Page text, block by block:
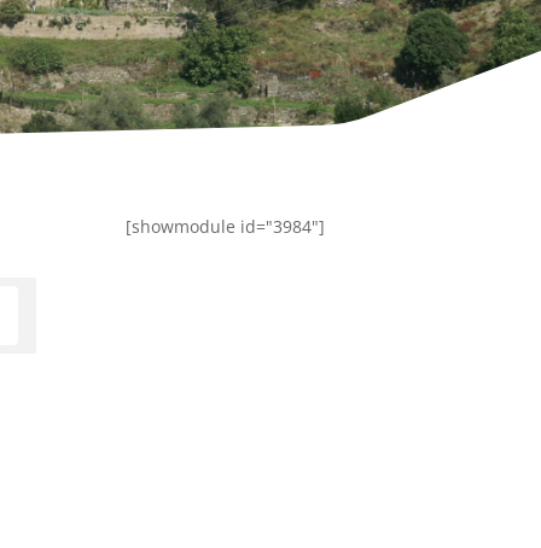
[showmodule id="3984"]